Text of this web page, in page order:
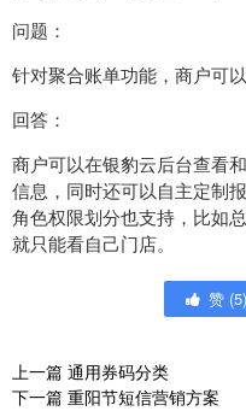
问题：
针对聚合账单功能，商户可
回答：
商户可以在银豹云后台查看
信息，同时还可以自主定制
角色权限划分也支持，比如
就只能看自己门店。
赞 (5)
上一篇 通用券码分类
下一篇 重阳节短信营销方案